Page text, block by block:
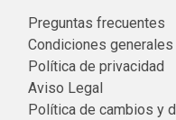
Preguntas frecuentes
Condiciones generales
Política de privacidad
Aviso Legal
Política de cambios y